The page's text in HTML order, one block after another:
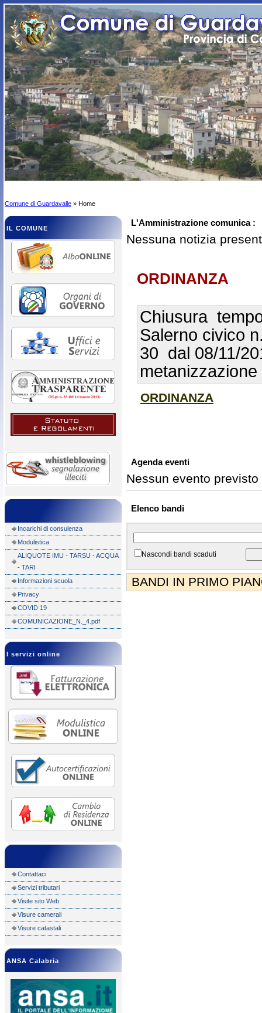
Comune di Guardavalle » Home
L'Amministrazione comunica :
Nessuna notizia
ORDINANZA
Chiusura
Salerno civico
30 dal 08/11/
ORDINANZA
Agenda eventi
Nessun evento previsto
Elenco bandi
Nascondi bandi scaduti
BANDI IN PRIMO
IL COMUNE
Incarichi di consulenza
Modulistica
ALIQUOTE IMU - TARSU - ACQUA
- TARI
Informazioni scuola
Privacy
COVID 19
COMUNICAZIONE_N._4.pdf
I servizi online
Contattaci
Servizi tributari
Visite sito Web
Visure camerali
Visure catastali
ANSA Calabria